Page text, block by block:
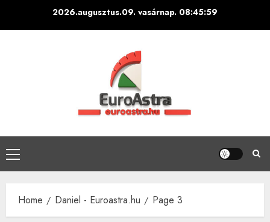
2026.augusztus.09. vasárnap. 08:46:01
Primary
Menu
Home Daniel - Euroastra.hu Page 3